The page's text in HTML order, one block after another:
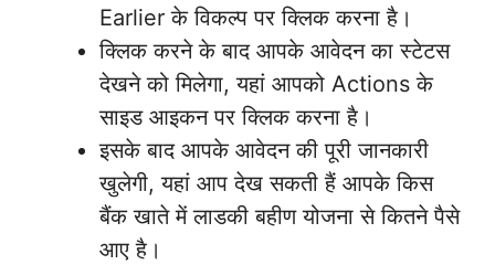
Earlier के विकल्प पर क्लिक करना है।
क्लिक करने के बाद आपके आवेदन का स्टेटस
देखने को मिलेगा, यहां आपको Actions के
साइड आइकन पर क्लिक करना है।
इसके बाद आपके आवेदन की पूरी जानकारी
खुलेगी, यहां आप देख सकती हैं आपके किस
बैंक खाते में लाडकी बहीण योजना से कितने पैसे
आए है।